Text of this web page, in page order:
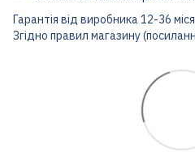
Гарантія від виробника 12-36
Згідно правил магазину